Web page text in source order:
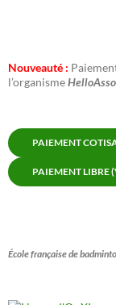
Nouveauté :
l’organismeHelloAsso
PAIEMENT
PAIEMENT LIBRE
École française de